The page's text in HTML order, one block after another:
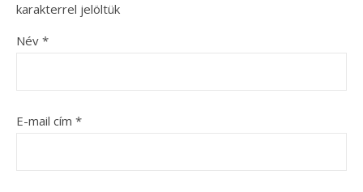
karakterrel jelöltük
Név *
E-mail cím *